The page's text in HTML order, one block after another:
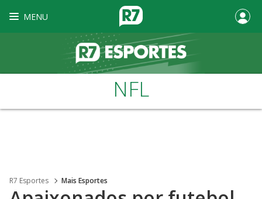
MENU
NFL
R7 Esportes Mais Esportes